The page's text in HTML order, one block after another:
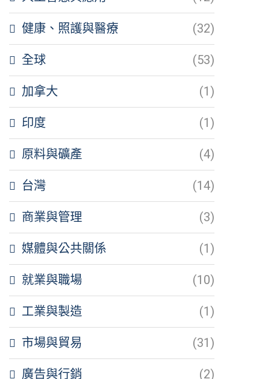
健康、照護與醫療 (32)
全球 (53)
加拿大 (1)
印度 (1)
原料與礦產 (4)
台灣 (14)
商業與管理 (3)
媒體與公共關係 (1)
就業與職場 (10)
工業與製造 (1)
市場與貿易 (31)
廣告與行銷 (2)